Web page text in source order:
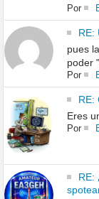
Por
RE:
pues
poder
Por
RE:
Eres
Por
RE: